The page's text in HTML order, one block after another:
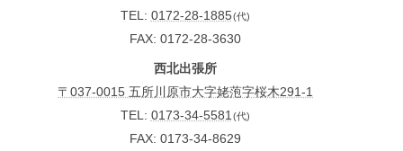
TEL: 0172-28-1885(代)
FAX: 0172-28-3630
西北出張所
〒037-0015 五所川原市大字姥萢字桜木291-1
TEL: 0173-34-5581 (代)
FAX: 0173-34-8629